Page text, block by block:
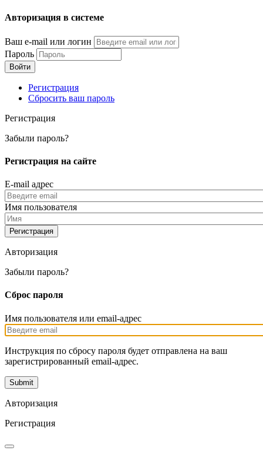
Перейти
основному
содержанию
Авторизация в системе
Ваш e-mail или логин
Пароль
Регистрация
Сбросить ваш пароль
Регистрация
Забыли пароль?
Регистрация на сайте
E-mail адрес
Имя пользователя
Авторизация
Забыли пароль?
Сброс пароля
Имя пользователя или email-адрес
Инструкция по сбросу пароля будет отправлена на ваш
зарегистрированный email-адрес.
Авторизация
Регистрация